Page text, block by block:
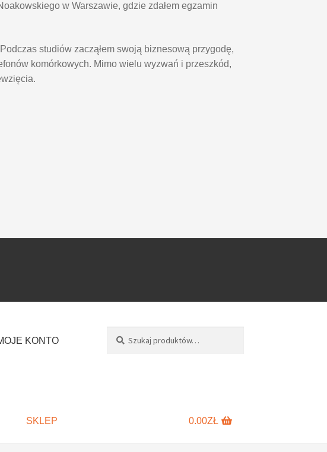
w Warszawie, gdzie zdałem egzamin
studiów zacząłem swoją biznesową przygodę,
komórkowych. Mimo wielu wyzwań i przeszkód,
KONTO
SKLEP 0.00ZŁ